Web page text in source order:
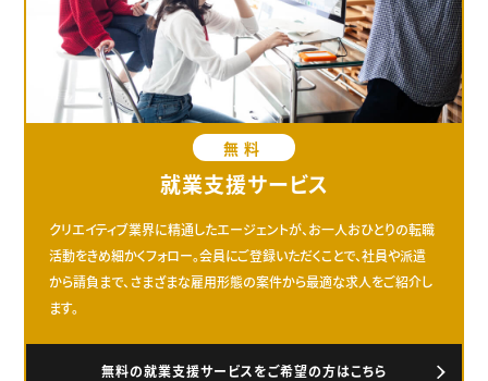
無料
就業支援サービス
クリエイティブ業界に精通したエージェントが、お一人おひとりの転職
活動をきめ細かくフォロー。会員にご登録いただくことで、社員や派遣
から請負まで、さまざまな雇用形態の案件から最適な求人をご紹介し
ます。
無料の就業支援サービスをご希望の方はこちら